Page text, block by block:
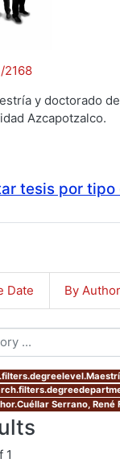
2168
y doctorado
Azcapotzalco.
tesis por tipo
Date By Author
Serrano, René
1